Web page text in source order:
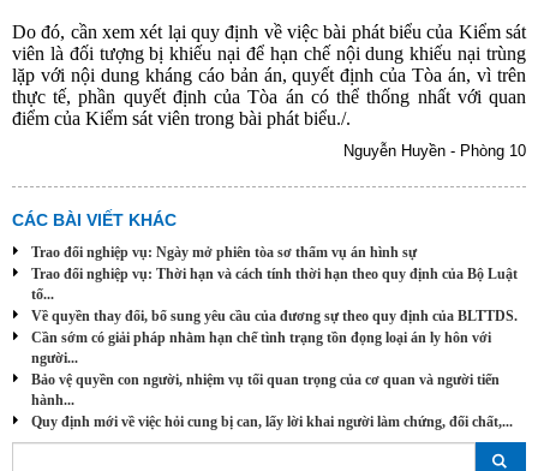
Do đó, cần xem xét lại quy định về việc bài phát biểu của Kiểm sát
viên là đối tượng bị khiếu nại để hạn chế nội dung khiếu nại trùng
lặp với nội dung kháng cáo bản án, quyết định của Tòa án, vì trên
thực tế, phần quyết định của Tòa án có thể thống nhất với quan
điểm của Kiểm sát viên trong bài phát biểu./.
Nguyễn Huyền - Phòng 10
CÁC BÀI VIẾT KHÁC
Trao đổi nghiệp vụ: Ngày mở phiên tòa sơ thẩm vụ án hình sự
Trao đổi nghiệp vụ: Thời hạn và cách tính thời hạn theo quy định của Bộ Luật
tố...
Về quyền thay đổi, bổ sung yêu cầu của đương sự theo quy định của BLTTDS.
Cần sớm có giải pháp nhằm hạn chế tình trạng tồn đọng loại án ly hôn với
người...
Bảo vệ quyền con người, nhiệm vụ tối quan trọng của cơ quan và người tiến
hành...
Quy định mới về việc hỏi cung bị can, lấy lời khai người làm chứng, đối chất,...